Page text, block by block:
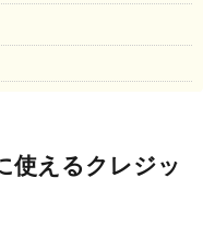
使えるクレジッ